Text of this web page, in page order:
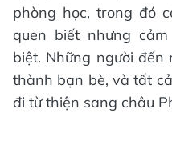
phòng học, trong đó
quen biết nhưng
biệt. Những người
thành bạn bè, và tất
đi từ thiện sang châu